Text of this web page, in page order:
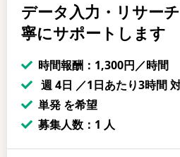
データ入力・リサー
寧にサポートします
時間報酬：1,300円／時間
週 4日 ／1日あたり3時間
単発 を希望
募集人数：1 人